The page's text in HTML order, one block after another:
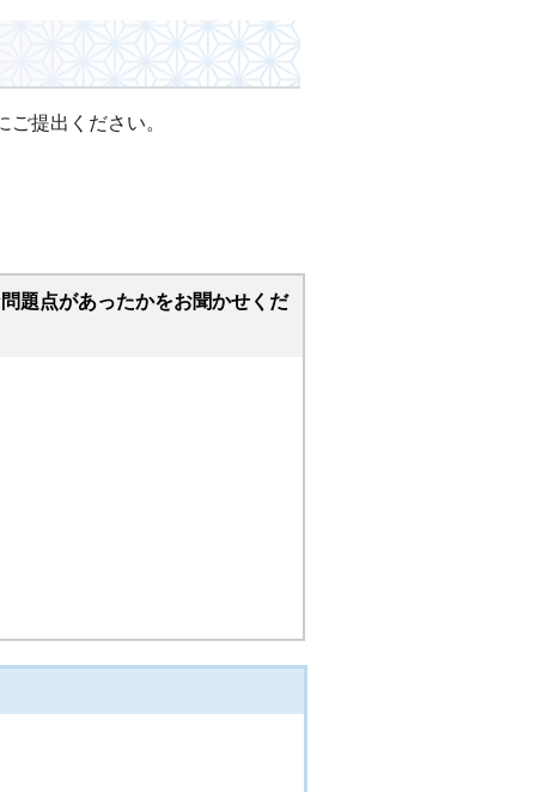
提出ください。
題点があったかをお聞かせくだ